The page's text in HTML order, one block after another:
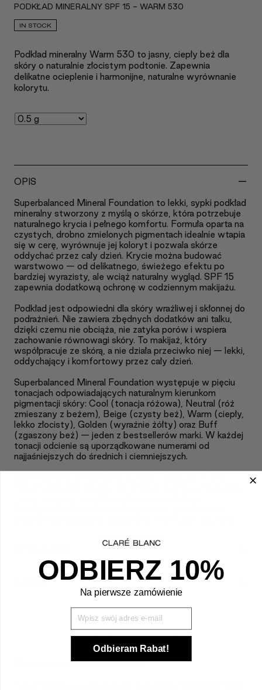
PODKŁAD MINERALNY SPF 15 - WARM 530
IN STOCK
Podkład mineralny Warm 530 to jasny, ciepły beż dla
skóry o naturalnie złocistym podtonie. Zapewnia
delikatne ocieplenie i harmonijne, naturalne wyrównanie
kolorytu.
OPIS -
Superbalanced Mineral Foundation to lekki, sypki podkład
mineralny stworzony z myślą o skórze, która potrzebuje
naturalnego krycia i pełnego komfortu. Formuła oparta na
czystych, drobno zmielonych pigmentach idealnie wtapia
się w cerę, wyrównuje jej koloryt i pozwala skórze
oddychać przez cały dzień. Krycie można budować
warstwowo — od delikatnego, świeżego efektu po
bardziej wyrazisty, ale wciąż naturalny wygląd. SPF 15
zapewnia dodatkową ochronę w codziennym makijażu.
Podkład jest odpowiedni dla skóry wrażliwej i skłonnej do
podrażnień. Nie zawiera zbędnych dodatków ani talku,
dzięki czemu nie obciąża, nie zatyka porów i wspiera
zachowanie równowagi skóry. To makijaż, który
współpracuje ze skórą, a nie działa przeciwko niej — lekki,
oddychający i komfortowy przez cały dzień.
Superbalanced Mineral Foundation występuje w pięciu
tonacjach odpowiadających naturalnym kierunkom
pigmentacji skóry: Cool (tonacja różowa), Neutral (róż
zmieszany z beżem), Beige (czysty beż), Warm (ciepły,
lekko złocisty), Golden (wyraźnie żółty) oraz Buff
(zgaszony beż) — jeden z bestsellerów marki. W każdej
tonacji odcienie są uporządkowane numerami od
najjaśniejszych do średnich i ciemniejszych.
Na razie nie ma opinii o produkcie.
ODBIERZ 10%
Na pierwsze zamówienie
Wpisz Swój mail
Odbieram Rabat!